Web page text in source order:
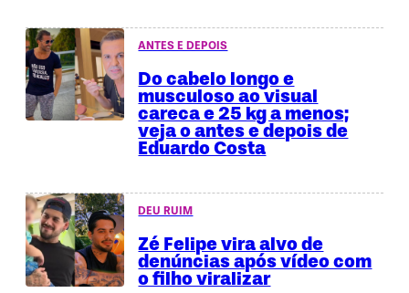
ANTES E DEPOIS
Do cabelo longo e
musculoso ao visual
careca e 25 kg a menos;
veja o antes e depois de
Eduardo Costa
DEU RUIM
Zé Felipe vira alvo de
denúncias após vídeo com
o filho viralizar